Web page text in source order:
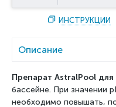
ИНСТРУКЦИИ
Описание
Препарат AstralPool
бассейне. При значении
необходимо повышать,